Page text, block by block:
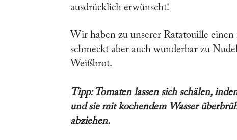
ausdrücklich erwünscht!
Wir haben zu unserer Ratatouille
schmeckt aber auch wunderbar zu
Weißbrot.
Tipp: Tomaten lassen sich schälen,
und sie mit kochendem Wasser
abziehen.